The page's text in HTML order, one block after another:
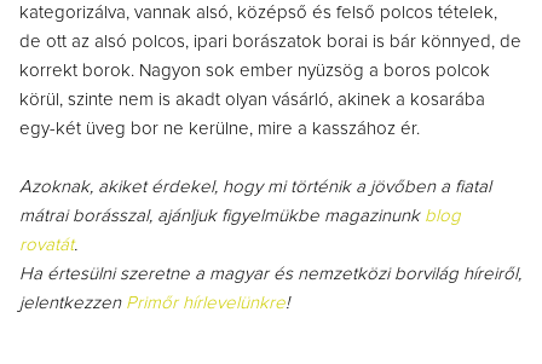
kategorizálva, vannak alsó, középső és felső polcos tételek,
de ott az alsó polcos, ipari borászatok borai is bár könnyed, de
korrekt borok. Nagyon sok ember nyüzsög a boros polcok
körül, szinte nem is akadt olyan vásárló, akinek a kosarába
egy-két üveg bor ne kerülne, mire a kasszához ér.
Azoknak, akiket érdekel, hogy mi történik a jövőben a fiatal
mátrai borásszal, ajánljuk figyelmükbe magazinunk blog
rovatát.
Ha értesülni szeretne a magyar és nemzetközi borvilág híreiről,
jelentkezzen Primőr hírlevelünkre!